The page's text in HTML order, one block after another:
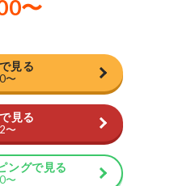
見る
〜
見る
〜
ングで見る
〜